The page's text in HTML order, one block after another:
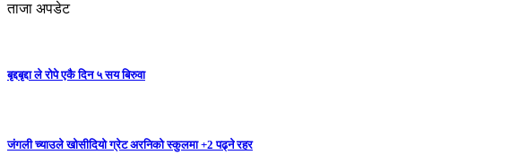
ताजा अपडेट
बृद्दबृद्दा ले रोपे एकै दिन ५ सय बिरुवा
जंगली च्याउले खोसीदियो ग्रेट अरनिको स्कुलमा +2 पढ्ने रहर